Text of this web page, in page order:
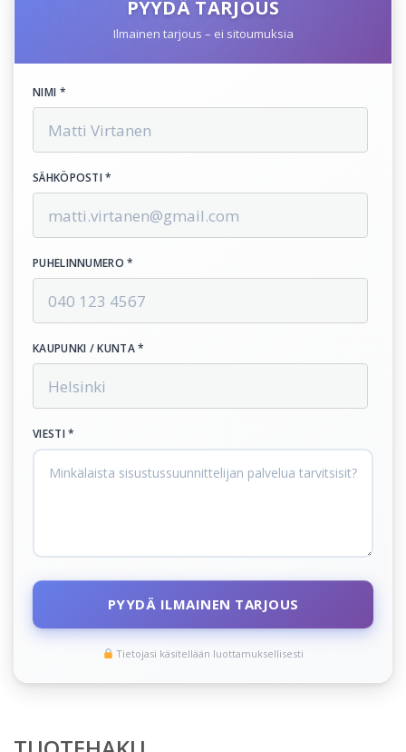
PYYDÄ TARJOUS
Ilmainen tarjous – ei sitoumuksia
NIMI *
SÄHKÖPOSTI *
PUHELINNUMERO *
KAUPUNKI / KUNTA *
VIESTI *
PYYDÄ ILMAINEN TARJOUS
Tietojasi käsitellään luottamuksellisesti